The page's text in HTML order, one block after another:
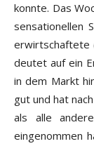
konnte. Das
sensationellen
erwirtschaftete
deutet auf ein
in dem Markt
gut und hat
als alle
eingenommen